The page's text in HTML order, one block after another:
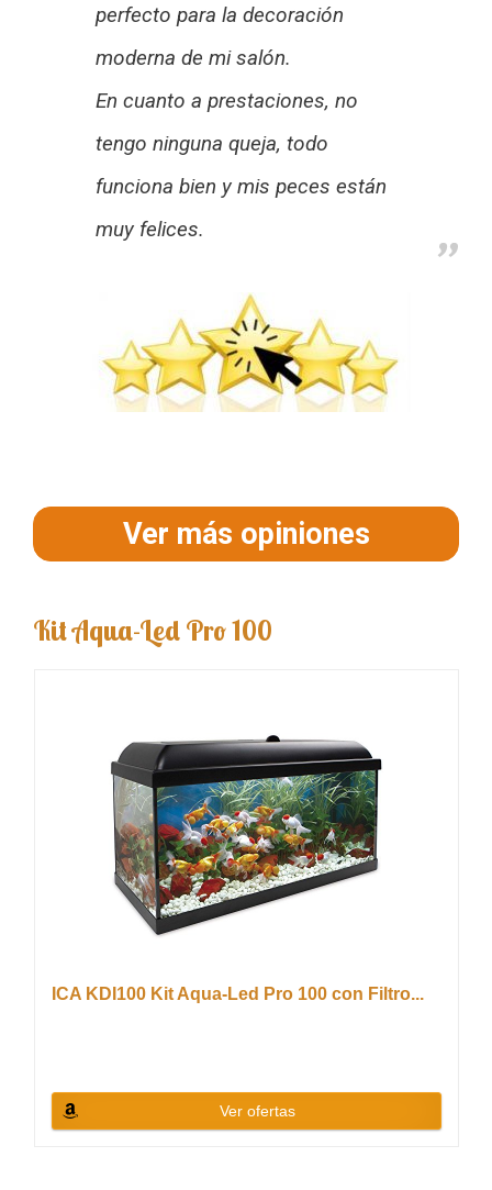
perfecto para la decoración
moderna de mi salón.
En cuanto a prestaciones, no
tengo ninguna queja, todo
funciona bien y mis peces están
muy felices.
Ver más opiniones
Kit Aqua-Led Pro 100
ICA KDI100 Kit Aqua-Led Pro 100 con Filtro...
Ver ofertas